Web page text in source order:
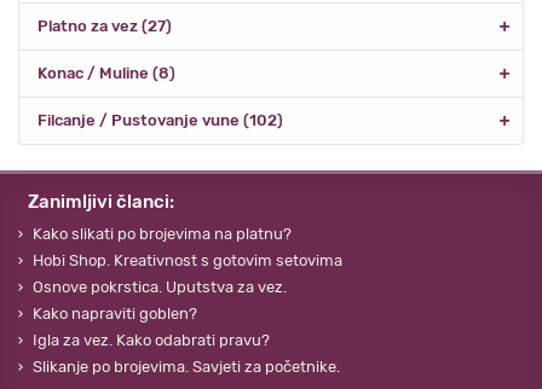
Platno za vez (27)
Konac / Muline (8)
Filcanje / Pustovanje vune (102)
Zanimljivi članci:
Kako slikati po brojevima na platnu?
Hobi Shop. Kreativnost s gotovim setovima
Osnove pokrstica. Uputstva za vez.
Kako napraviti goblen?
Igla za vez. Kako odabrati pravu?
Slikanje po brojevima. Savjeti za početnike.